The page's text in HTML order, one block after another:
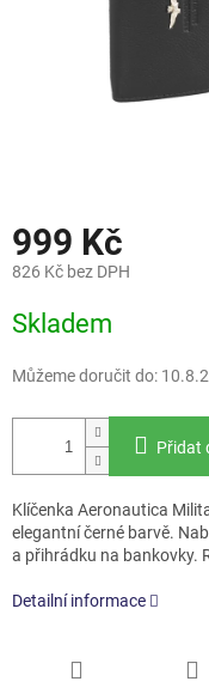
999 Kč
826 Kč bez DPH
cena:
Skladem
Můžeme doručit do:
Přidat
Klíčenka Aeronautica
elegantní černé barvě.
a přihrádku na bankovky.
Detailní informace